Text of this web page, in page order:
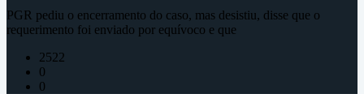
PGR pediu o encerramento do caso, mas desistiu, disse que o
requerimento foi enviado por equívoco e que
2522
0
0